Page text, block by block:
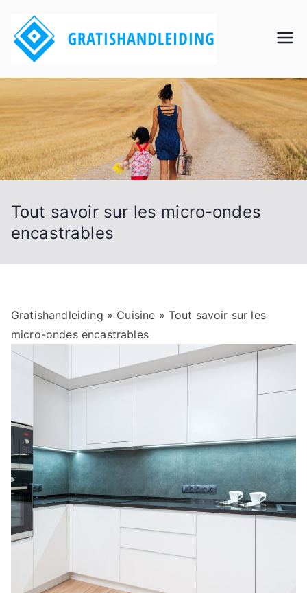
contenu
shan
dleidi
ng
Tout savoir sur les micro-ondes
encastrables
Gratishandleiding » Cuisine » Tout savoir sur les
micro-ondes encastrables